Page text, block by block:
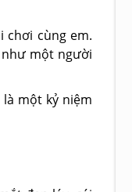
chơi cùng em.
như một người
một kỷ niệm